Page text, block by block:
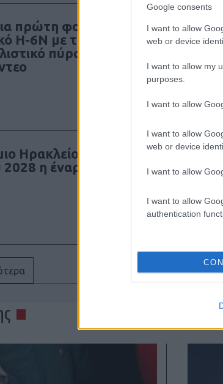
Google consents
I want to allow
web or device
I want to allow my
purposes.
I want to allow
I want to allow
web or device
I want to allow
I want to allow
authentication
πρώτη φορά
H-6N με τον
πύραυλο JL-1
Ηρακλείου: Τον
η έναρξη